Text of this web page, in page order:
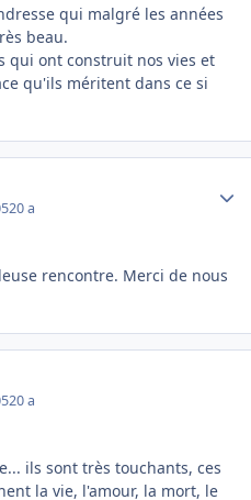
qui malgré les années
beau.
qui ont construit nos vies et
qu'ils méritent dans ce si
20 a
rencontre. Merci de nous
20 a
ils sont très touchants, ces
la vie, l'amour, la mort, le